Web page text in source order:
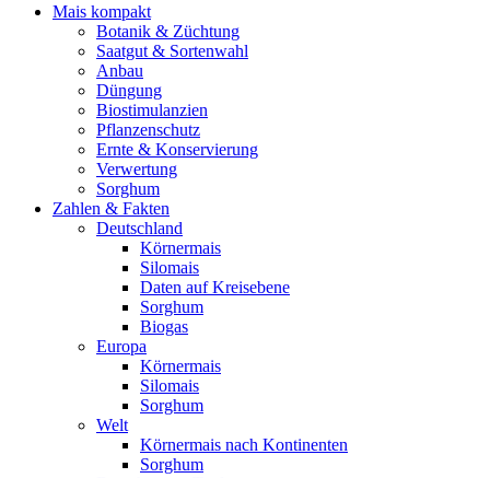
Mais kompakt
Botanik & Züchtung
Saatgut & Sortenwahl
Anbau
Düngung
Biostimulanzien
Pflanzenschutz
Ernte & Konservierung
Verwertung
Sorghum
Zahlen & Fakten
Deutschland
Körnermais
Silomais
Daten auf Kreisebene
Sorghum
Biogas
Europa
Körnermais
Silomais
Sorghum
Welt
Körnermais nach Kontinenten
Sorghum